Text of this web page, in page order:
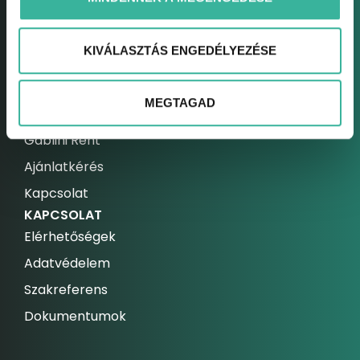
KIVÁLASZTÁS ENGEDÉLYEZÉSE
MEGTAGAD
Assistance csomagok
Szerviz bejelentkezés
Gablini Rent
Ajánlatkérés
Kapcsolat
KAPCSOLAT
Elérhetőségek
Adatvédelem
Szakreferens
Dokumentumok